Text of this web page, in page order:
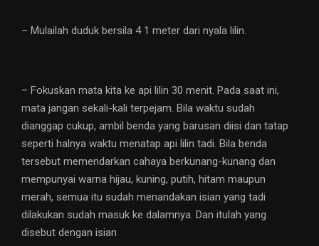
– Mulailah duduk bersila 4 1 meter dari nyala lilin.
– Fokuskan mata kita ke api lilin 30 menit. Pada saat ini,
mata jangan sekali-kali terpejam. Bila waktu sudah
dianggap cukup, ambil benda yang barusan diisi dan tatap
seperti halnya waktu menatap api lilin tadi. Bila benda
tersebut memendarkan cahaya berkunang-kunang dan
mempunyai warna hijau, kuning, putih, hitam maupun
merah, semua itu sudah menandakan isian yang tadi
dilakukan sudah masuk ke dalamnya. Dan itulah yang
disebut dengan isian